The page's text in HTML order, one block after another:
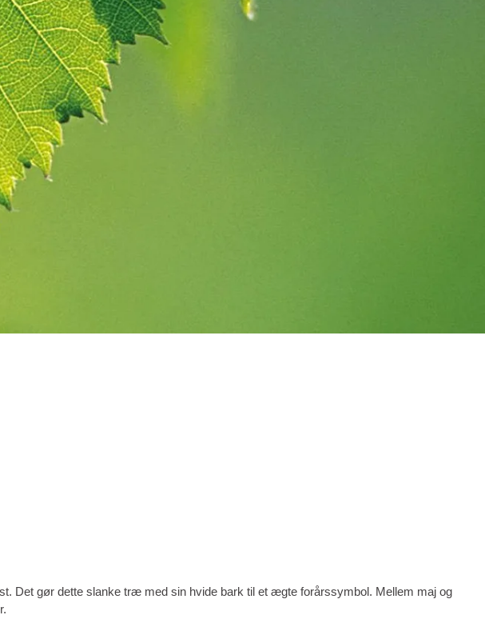
Det gør dette slanke træ med sin hvide bark til et ægte forårssymbol. Mellem maj og